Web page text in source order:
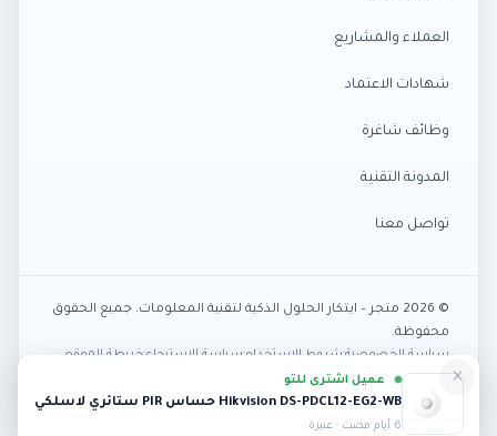
العملاء والمشاريع
شهادات الاعتماد
وظائف شاغرة
المدونة التقنية
تواصل معنا
© 2026 متجر – ابتكار الحلول الذكية لتقنية المعلومات. جميع الحقوق
محفوظة.
سياسة الخصوصية·شروط الاستخدام·سياسة الاسترجاع·خريطة الموقع
mada
Pay × عميل اشترى للتو
Hikvision DS-PDCL12-EG2-WB حساس PIR ستائري لاسلكي
6 أيام مضت · عنيزة